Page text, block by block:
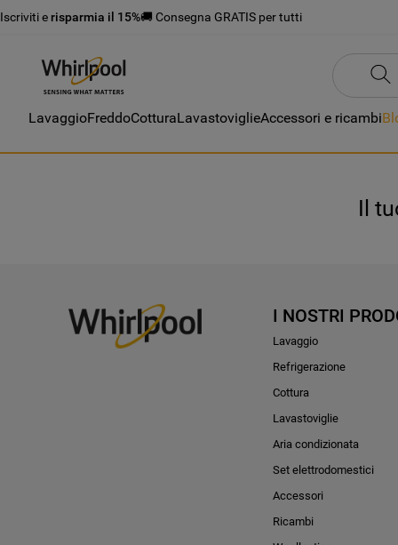
Iscriviti e risparmia il 15%🚚 Consegna GRATIS per tutti
LavaggioFreddoCotturaLavastoviglieAccessori e ricambi
Il
I NOSTRI
Lavaggio
Refrigerazione
Cottura
Lavastoviglie
Aria condizionata
Set elettrodomestici
Accessori
Ricambi